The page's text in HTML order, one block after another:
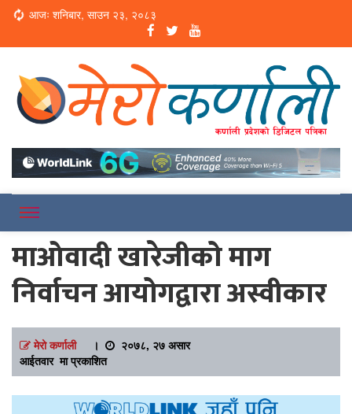
Loading...
आजः शनिबार, साउन २३, २०८३
Merokarnali
माओवादी खारेजीको माग
निर्वाचन आयोगद्वारा अस्वीकार
मेरो कर्णाली।
२०७८, २७ असार
आईतवार मा प्रकाशित